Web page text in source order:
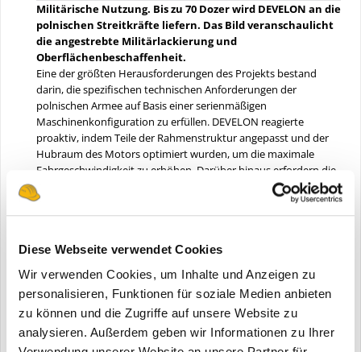
Diese Webseite verwendet Cookies
Wir verwenden Cookies, um Inhalte und Anzeigen zu
personalisieren, Funktionen für soziale Medien anbieten
zu können und die Zugriffe auf unsere Website zu
analysieren. Außerdem geben wir Informationen zu Ihrer
Militärische Nutzung. Bis zu 70 Dozer wird DEVELON an die
polnischen Streitkräfte liefern. Das Bild veranschaulicht
die angestrebte Militärlackierung und
Oberflächenbeschaffenheit.
Eine der größten Herausforderungen des Projekts bestand
darin, die spezifischen technischen Anforderungen der
polnischen Armee auf Basis einer serienmäßigen
Maschinenkonfiguration zu erfüllen. DEVELON reagierte
proaktiv, indem Teile der Rahmenstruktur angepasst und der
Hubraum des Motors optimiert wurden, um die maximale
Fahrgeschwindigkeit zu erhöhen. Darüber hinaus erfordern die
Maschinen militärspezifische Ausstattungen, einschließlich
einer Lackierung in Militärfarben, was das Projekt deutlich
komplexer macht als eine herkömmliche kommerzielle
Eine weitere große Herausforderung stellte der Lieferzeitplan
Maschinen und – einschließlich der optionalen Menge – bis zu
70 Maschinen zu liefern. Angesichts der erforderlichen
Sonderkonfigurationen und der militärischen Lackierung setzt
die Einhaltung dieses Zeitplans eine enge Zusammenarbeit
zwischen den Bereichen Produktion, Entwicklung,